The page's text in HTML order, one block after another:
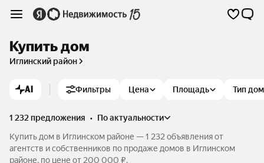
Купить дом
Иглинский район
AI Фильтры Цена Площадь Тип
1 232 предложения •
по актуальности
Купить дом в Иглинском районе — 1 232 объявления от
агентств и собственников по продаже домов в Иглинском
районе. по цене от 200 000 ₽.